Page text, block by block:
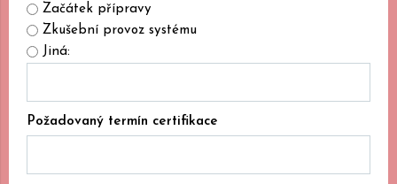
Začátek přípravy
Zkušební provoz systému
Jiná:
Požadovaný termín certifikace